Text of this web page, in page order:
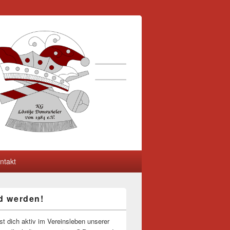
werden!
dich aktiv im Vereinsleben unserer